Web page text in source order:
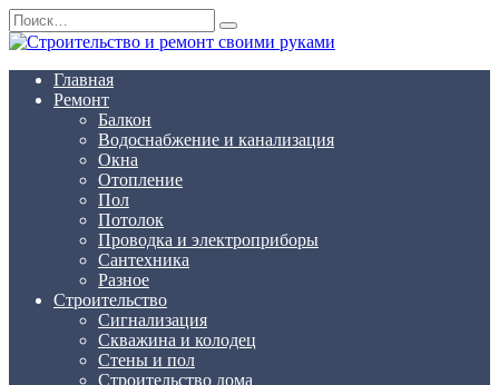
Перейти
к
содержанию
Search
for:
Главная
Ремонт
Балкон
Водоснабжение и канализация
Окна
Отопление
Пол
Потолок
Проводка и электроприборы
Сантехника
Разное
Строительство
Сигнализация
Скважина и колодец
Стены и пол
Строительство дома